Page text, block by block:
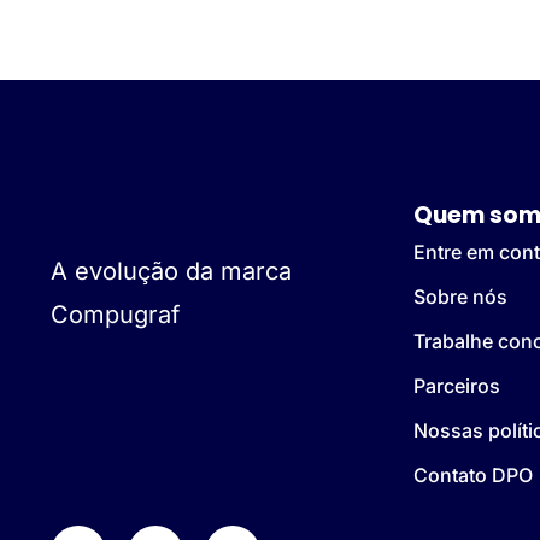
A evolução da marca
Compugraf
Quem
Entre em
Sobre nós
Trabalhe
Parceiros
Nossas
Contato DPO